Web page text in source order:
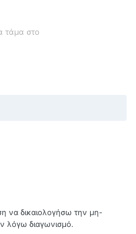
τάμα στο
να δικαιολογήσω την μη-
λόγω διαγωνισμό.